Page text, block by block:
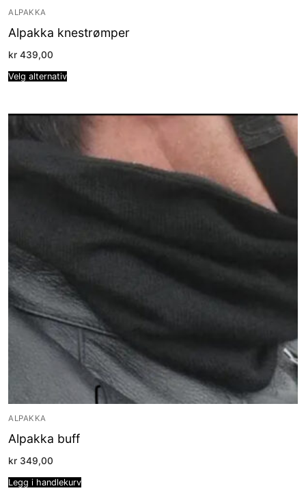
ALPAKKA
Alpakka knestrømper
kr 439,00
Velg alternativ
ALPAKKA
Alpakka buff
kr 349,00
Legg i handlekurv